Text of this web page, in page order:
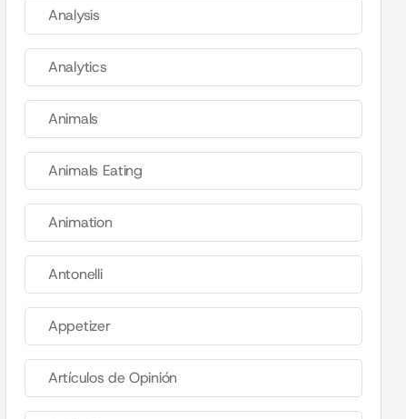
Analysis
Analytics
Animals
Animals Eating
Animation
Antonelli
Appetizer
Artículos de Opinión